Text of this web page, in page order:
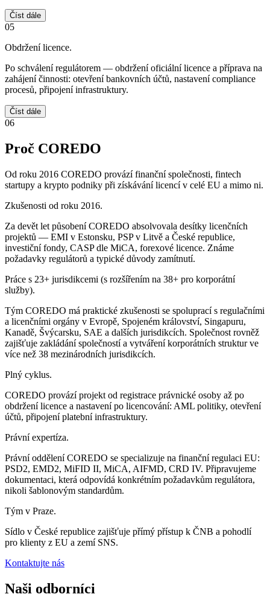
Číst dále
05
Obdržení licence.
Po schválení regulátorem — obdržení oficiální licence a příprava na
zahájení činnosti: otevření bankovních účtů, nastavení compliance
procesů, připojení infrastruktury.
Číst dále
06
Proč COREDO
Od roku 2016 COREDO provází finanční společnosti, fintech
startupy a krypto podniky při získávání licencí v celé EU a mimo ni.
Zkušenosti od roku 2016.
Za devět let působení COREDO absolvovala desítky licenčních
projektů — EMI v Estonsku, PSP v Litvě a České republice,
investiční fondy, CASP dle MiCA, forexové licence. Známe
požadavky regulátorů a typické důvody zamítnutí.
Práce s 23+ jurisdikcemi (s rozšířením na 38+ pro korporátní
služby).
Tým COREDO má praktické zkušenosti se spoluprací s regulačními
a licenčními orgány v Evropě, Spojeném království, Singapuru,
Kanadě, Švýcarsku, SAE a dalších jurisdikcích. Společnost rovněž
zajišťuje zakládání společností a vytváření korporátních struktur ve
více než 38 mezinárodních jurisdikcích.
Plný cyklus.
COREDO provází projekt od registrace právnické osoby až po
obdržení licence a nastavení po licencování: AML politiky, otevření
účtů, připojení platební infrastruktury.
Právní expertíza.
Právní oddělení COREDO se specializuje na finanční regulaci EU:
PSD2, EMD2, MiFID II, MiCA, AIFMD, CRD IV. Připravujeme
dokumentaci, která odpovídá konkrétním požadavkům regulátora,
nikoli šablonovým standardům.
Tým v Praze.
Sídlo v České republice zajišťuje přímý přístup k ČNB a pohodlí
pro klienty z EU a zemí SNS.
Kontaktujte nás
Naši odborníci